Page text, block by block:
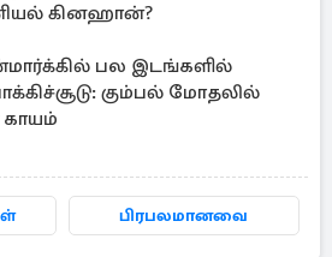
கினஹான்?
பல இடங்களில்
கும்பல் மோதலில்
பிரபலமானவை